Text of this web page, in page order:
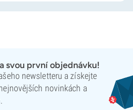
svou první objednávku!
newsletteru a získejte
novinkách a